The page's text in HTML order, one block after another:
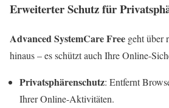
Erweiterter Schutz für
Advanced SystemCare Free geht über
hinaus – es schützt auch Ihre Online-
Privatsphärenschutz: Entfernt
Ihrer Online-Aktivitäten.